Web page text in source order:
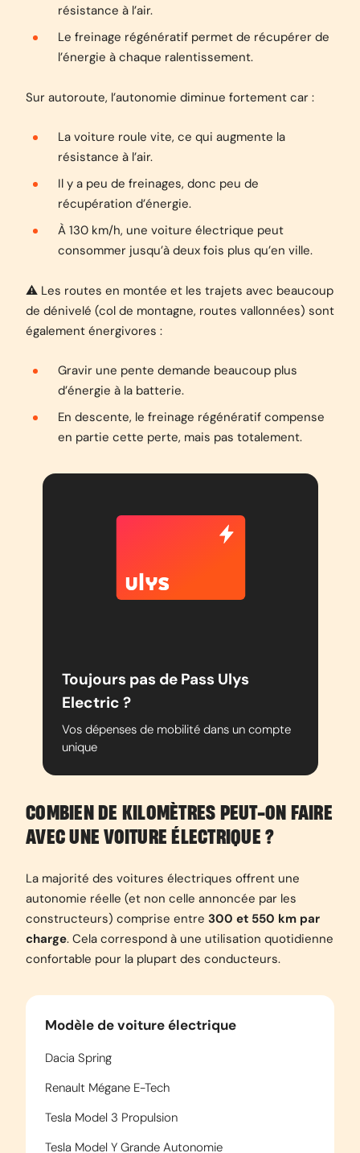
résistance à l’air.
Le freinage régénératif permet de récupérer de
l’énergie à chaque ralentissement.
Sur autoroute, l’autonomie diminue fortement car :
La voiture roule vite, ce qui augmente la
résistance à l’air.
Il y a peu de freinages, donc peu de
récupération d’énergie.
À 130 km/h, une voiture électrique peut
consommer jusqu’à deux fois plus qu’en ville.
⚠️ Les routes en montée et les trajets avec beaucoup
de dénivelé (col de montagne, routes vallonnées) sont
également énergivores :
Gravir une pente demande beaucoup plus
d’énergie à la batterie.
En descente, le freinage régénératif compense
en partie cette perte, mais pas totalement.
Toujours pas de Pass Ulys
Electric ?
Vos dépenses de mobilité dans un compte
unique
COMBIEN DE KILOMÈTRES PEUT-ON FAIRE
AVEC UNE VOITURE ÉLECTRIQUE ?
La majorité des voitures électriques offrent une
autonomie réelle (et non celle annoncée par les
constructeurs) comprise entre 300 et 550 km par
charge. Cela correspond à une utilisation quotidienne
confortable pour la plupart des conducteurs.
Modèle de voiture électrique
Dacia Spring
Renault Mégane E-Tech
Tesla Model 3 Propulsion
Tesla Model Y Grande Autonomie